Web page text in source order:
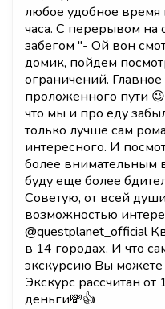
любое удобное время
часа. С перерывом на
забегом "- Ой вон
домик, пойдем
ограничений. Главное
проложенного пути
что мы и про еду
только лучше сам
интересного. И
более внимательным
буду еще более
Советую, от всей
возможностью
@questplanet_official
в 14 городах. И что
экскурсию Вы можете
Экскурс рассчитан от
деньги💸👍